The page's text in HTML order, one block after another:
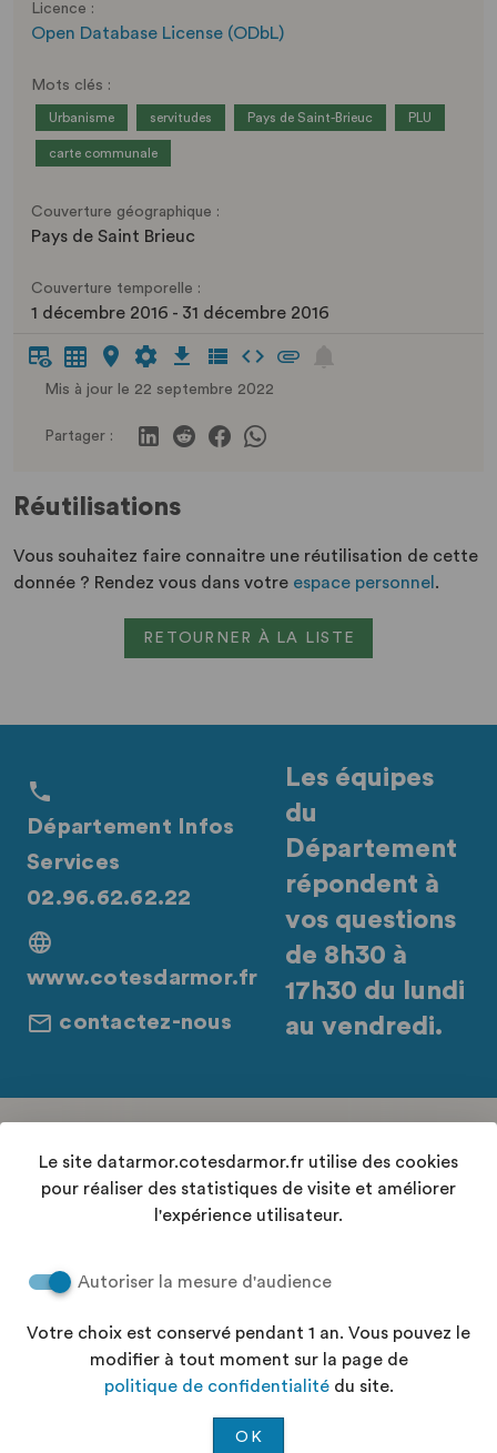
Licence :
Open Database License (ODbL)
Mots clés :
Urbanisme servitudes Pays de Saint-Brieuc PLU
carte communale
Couverture géographique :
Pays de Saint Brieuc
Couverture temporelle :
1 décembre 2016 - 31 décembre 2016
Mis à jour le 22 septembre 2022
Partager :
Réutilisations
Vous souhaitez faire connaitre une réutilisation de cette
donnée ? Rendez vous dans votre espace personnel .
RETOURNER À LA LISTE
Département Infos
Services
02.96.62.62.22
www.cotesdarmor.fr
contactez-nous
Les équipes
du
Département
répondent à
vos questions
de 8h30 à
17h30 du lundi
au vendredi.
Conditions Générales d'Utilisation
Aide
Politique de confidentialité
Plan du site
Le site datarmor.cotesdarmor.fr utilise des cookies
pour réaliser des statistiques de visite et améliorer
l'expérience utilisateur.
Autoriser la mesure d'audience
Votre choix est conservé pendant 1 an. Vous pouvez le
modifier à tout moment sur la page de
politique de confidentialitédu site.
OK